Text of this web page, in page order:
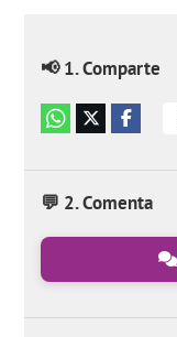
📢 1. Comparte
💬 2. Comenta